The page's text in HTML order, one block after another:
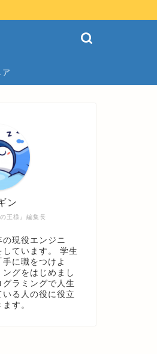
王様』編集長
ン
現役エンジニ
ています。 学生
に職をつけよ
グをはじめまし
ラミングで人生
る人の役に役立
す。